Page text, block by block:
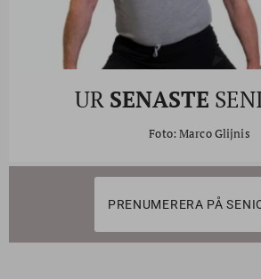
UR SENASTE
Foto: Marco Glijnis
PRENUMERERA PÅ